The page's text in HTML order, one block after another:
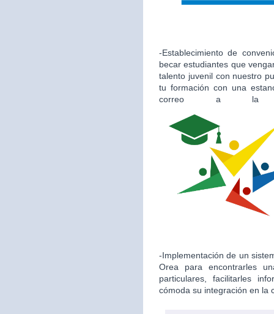
-Establecimiento de
becar estudiantes que
talento juvenil con nuestro
tu formación con una
correo a la
-Implementación de un
Orea para encontrarles
particulares, facilitarles
cómoda su integración en la